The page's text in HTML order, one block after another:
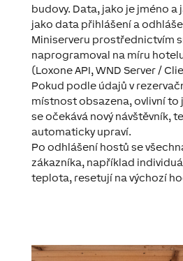
budovy. Data, jako je jméno a
jako data přihlášení a
Miniserveru prostřednictvím
naprogramoval na míru
(Loxone API, WND Server /
Pokud podle údajů v
místnost obsazena, ovlivní to
se očekává nový návštěvník,
automaticky upraví.
Po odhlášení hostů se
zákazníka, například
teplota, resetují na výchozí